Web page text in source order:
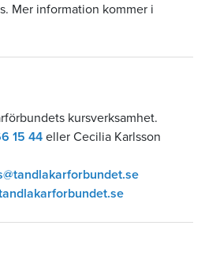
Mer information kommer i
kursverksamhet.
15 44 eller Cecilia Karlsson